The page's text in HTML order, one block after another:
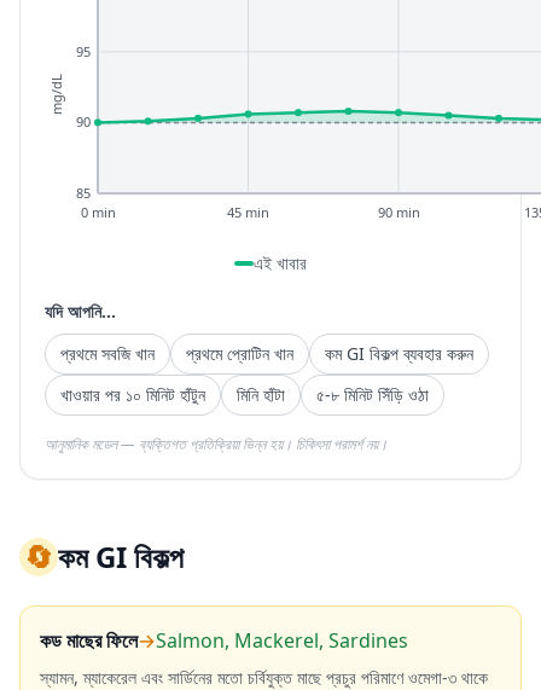
85
90
95
0 min 45 min 90 min
mg/dL
এই খাবার
যদি আপনি...
প্রথমে সবজি খান
প্রথমে প্রোটিন খান
কম GI বিকল্প ব্যবহার করুন
খাওয়ার পর ১০ মিনিট হাঁটুন
মিনি হাঁটা ৫-৮ মিনিট সিঁড়ি ওঠা
আনুমানিক মডেল — ব্যক্তিগত প্রতিক্রিয়া ভিন্ন হয়। চিকিৎসা পরামর্শ নয়।
🔄কম GI বিকল্প
কড মাছের ফিলে→Salmon, Mackerel, Sardines
স্যামন, ম্যাকেরেল এবং সার্ডিনের মতো চর্বিযুক্ত মাছে প্রচুর পরিমাণে ওমেগা-৩ থাকে